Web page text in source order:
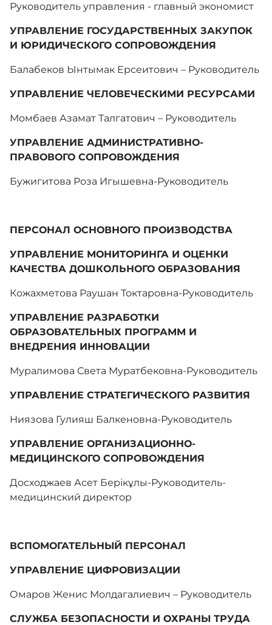
Единый словарь
Версия для слабовидящих
Руководитель управления - главный экономист
УПРАВЛЕНИЕ ГОСУДАРСТВЕННЫХ ЗАКУПОК
И ЮРИДИЧЕСКОГО СОПРОВОЖДЕНИЯ
Балабеков Ынтымак Ерсеитович – Руководитель
УПРАВЛЕНИЕ ЧЕЛОВЕЧЕСКИМИ РЕСУРСАМИ
Момбаев Азамат Талгатович – Руководитель
УПРАВЛЕНИЕ АДМИНИСТРАТИВНО-
ПРАВОВОГО СОПРОВОЖДЕНИЯ
Бужигитова Роза Игышевна-Руководитель
ПЕРСОНАЛ ОСНОВНОГО ПРОИЗВОДСТВА
УПРАВЛЕНИЕ МОНИТОРИНГА И ОЦЕНКИ
КАЧЕСТВА ДОШКОЛЬНОГО ОБРАЗОВАНИЯ
Кожахметова Раушан Токтаровна-Руководитель
УПРАВЛЕНИЕ РАЗРАБОТКИ
ОБРАЗОВАТЕЛЬНЫХ ПРОГРАММ И
ВНЕДРЕНИЯ ИННОВАЦИИ
Муралимова Света Муратбековна-Руководитель
УПРАВЛЕНИЕ СТРАТЕГИЧЕСКОГО РАЗВИТИЯ
Ниязова Гулияш Балкеновна-Руководитель
УПРАВЛЕНИЕ ОРГАНИЗАЦИОННО-
МЕДИЦИНСКОГО СОПРОВОЖДЕНИЯ
Досходжаев Асет Берікұлы-Руководитель-
медицинский директор
ВСПОМОГАТЕЛЬНЫЙ ПЕРСОНАЛ
УПРАВЛЕНИЕ ЦИФРОВИЗАЦИИ
Омаров Женис Молдагалиевич – Руководитель
СЛУЖБА БЕЗОПАСНОСТИ И ОХРАНЫ ТРУДА